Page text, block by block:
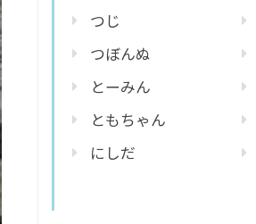
つじ
つぼんぬ
とーみん
ともちゃん
にしだ